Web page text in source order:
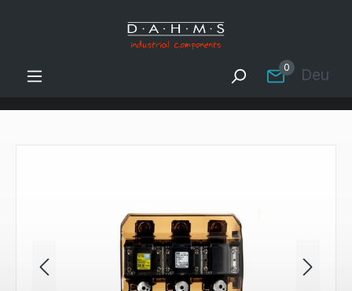
Zum Hauptinhalt springen
0